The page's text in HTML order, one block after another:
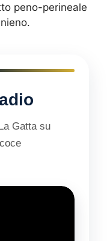
peno-perineale
Gatta su